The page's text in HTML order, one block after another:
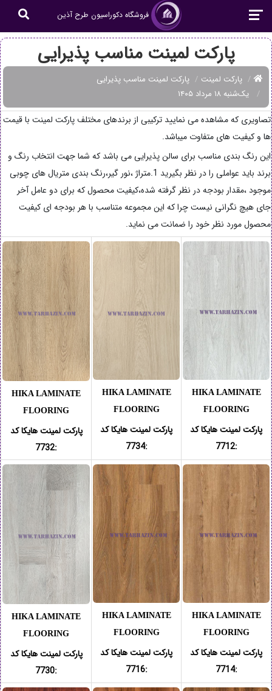
فروشگاه دکوراسیون طرح آذین
پارکت لمینت مناسب پذیرایی
پارکت لمینت
پارکت لمینت مناسب پذیرایی
یک‌شنبه ۱۸ مرداد ۱۴۰۵
تصاویری که مشاهده می نمایید ترکیبی از برندهای مختلف پارکت لمینت با قیمت
ها و کیفیت های متفاوت میباشد.
این رنگ بندی مناسب برای سالن پذیرایی می باشد که شما جهت انتخاب رنگ و
برند باید عواملی را در نظر بگیرید 1.متراژ ،نور گیر،رنگ بندی متریال های چوبی
موجود ،مقدار بودجه در نظر گرفته شده،کیفیت محصول که برای دو عامل آخر
جای هیچ نگرانی نیست چرا که این مجموعه متناسب با هر بودجه ای کیفیت
محصول مورد نظر خود را ضمانت می نماید.
HIKA LAMINATE
FLOORING
پارکت لمینت هایکا کد
:7712
HIKA LAMINATE
FLOORING
پارکت لمینت هایکا کد
:7734
HIKA LAMINATE
FLOORING
پارکت لمینت هایکا کد
:
7732
HIKA LAMINATE
FLOORING
پارکت لمینت هایکا کد
:7714
HIKA LAMINATE
FLOORING
پارکت لمینت هایکا کد
:7716
HIKA LAMINATE
FLOORING
پارکت لمینت هایکا کد
:7730